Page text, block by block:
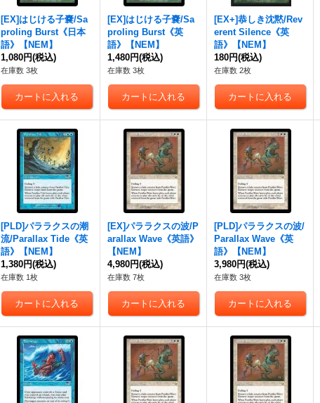
[EX]はじける子嚢/Sa
proling Burst《日本
語》【NEM】
1,080円(税込)
在庫数 3枚
[EX]はじける子嚢/Sa
proling Burst《英
語》【NEM】
1,480円(税込)
在庫数 3枚
[EX+]恭しき沈黙/Rev
erent Silence《英
語》【NEM】
180円(税込)
在庫数 2枚
[PLD]パララクスの潮
流/Parallax Tide《英
語》【NEM】
1,380円(税込)
在庫数 1枚
[EX]パララクスの波/P
arallax Wave《英語》
【NEM】
4,980円(税込)
在庫数 7枚
[PLD]パララクスの波/
Parallax Wave《英
語》【NEM】
3,980円(税込)
在庫数 3枚